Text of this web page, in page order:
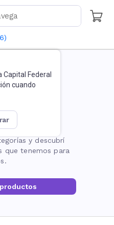
)
Capital Federal
cuando
existe
y descubrí
que tenemos para